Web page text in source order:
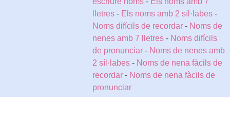
lletres - Els noms amb 2 síl·labes -
Noms difícils de recordar - Noms de
nenes amb 7 lletres - Noms difícils
de pronunciar - Noms de nenes amb
2 síl·labes - Noms de nena fàcils de
recordar - Noms de nena fàcils de
pronunciar